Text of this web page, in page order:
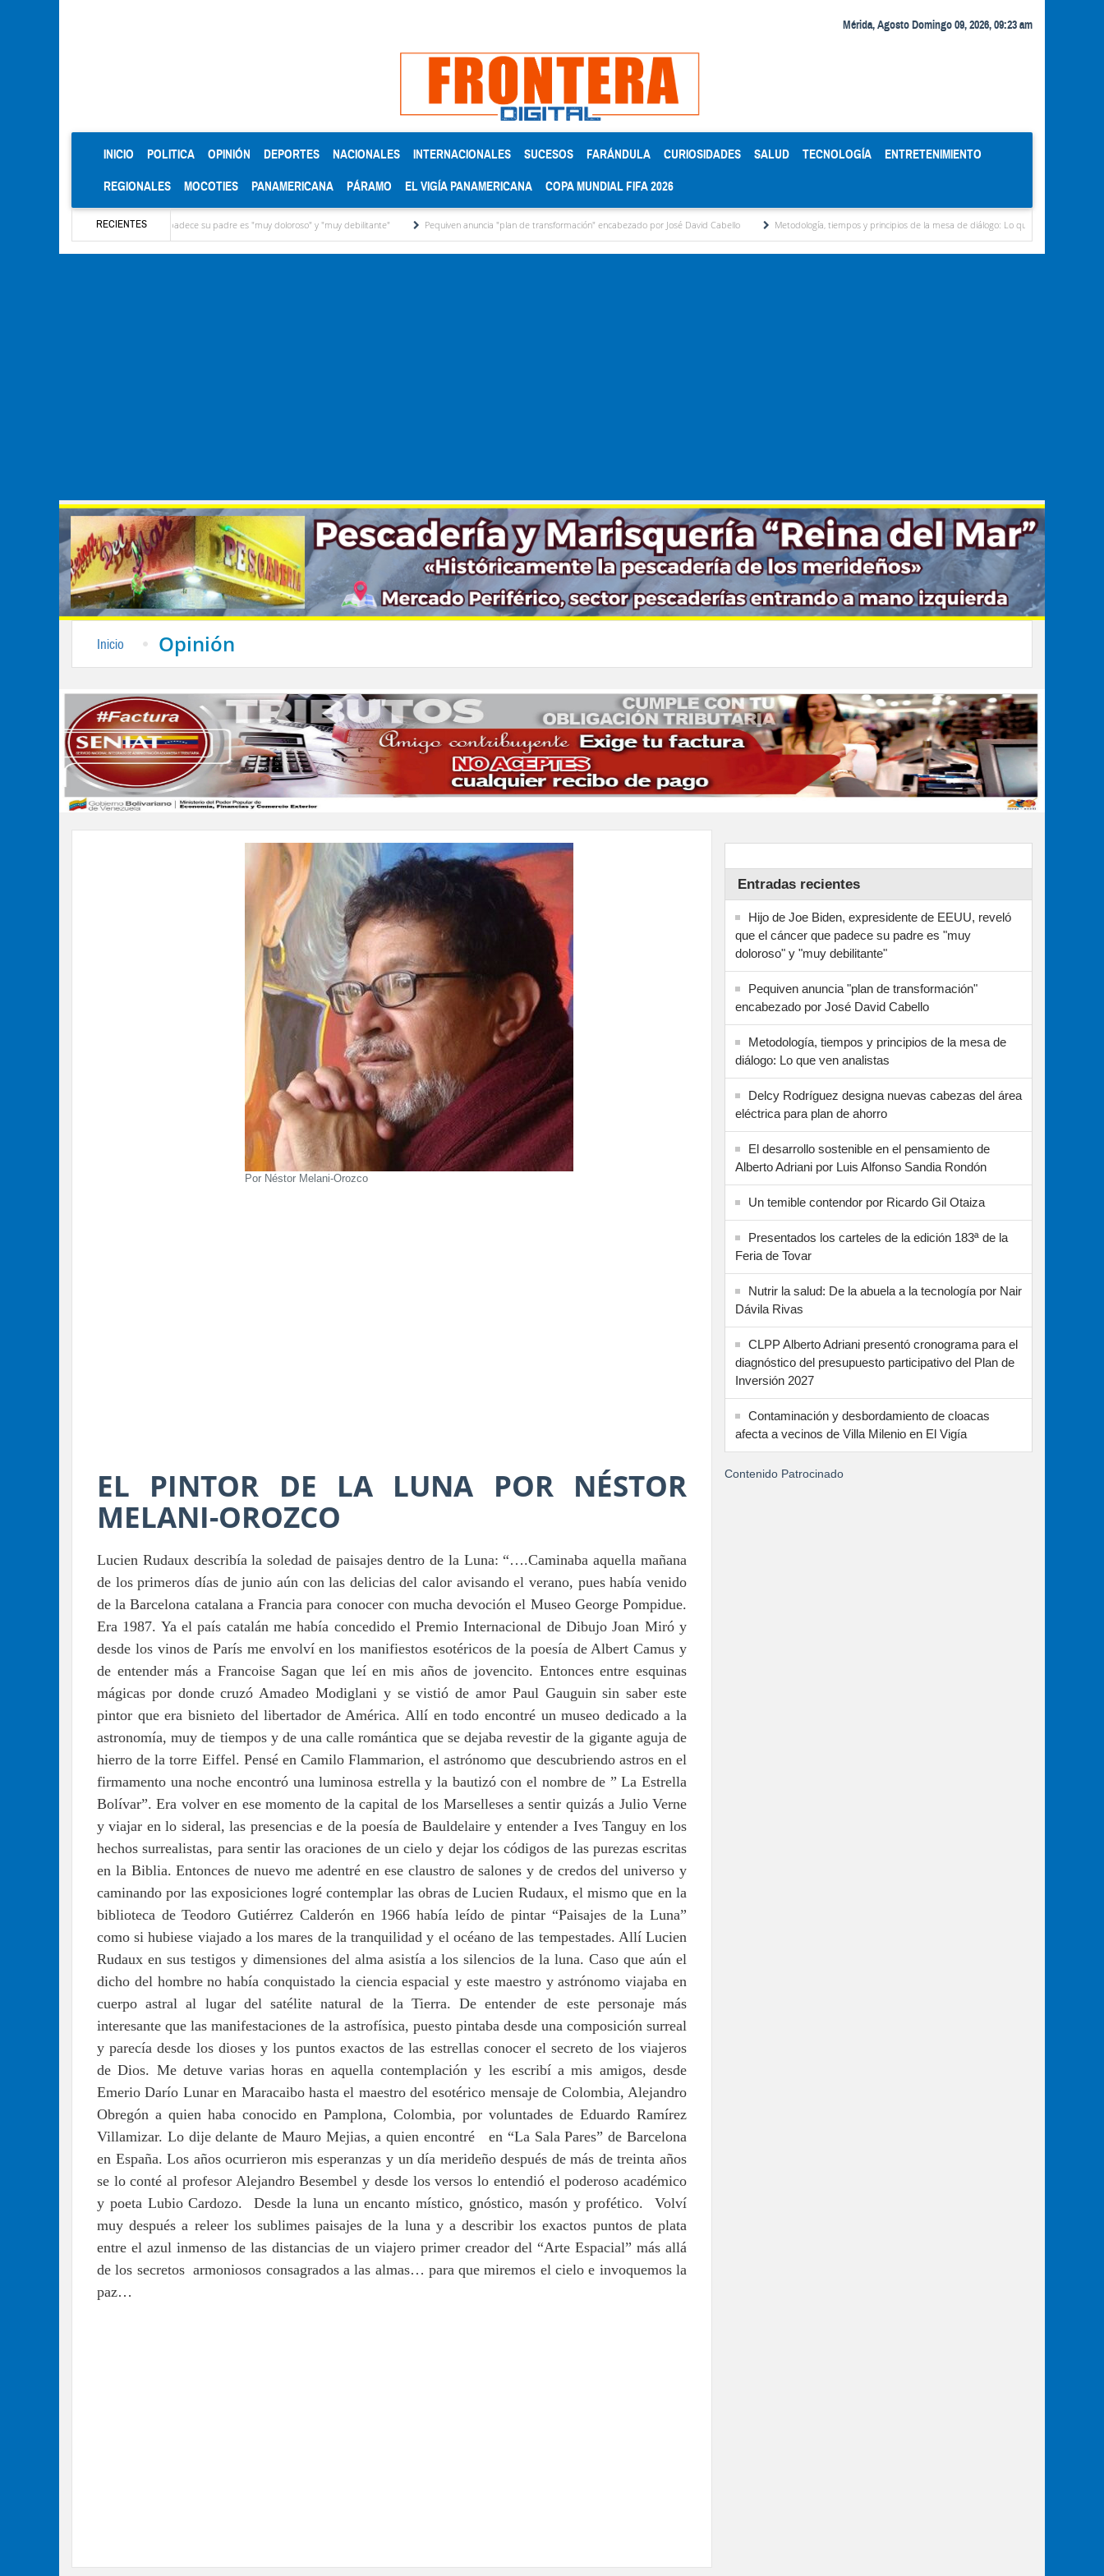
Mérida, Agosto Domingo 09, 2026, 09:23 am
INICIO (CURRENT)
POLITICA OPINIÓN DEPORTES NACIONALES INTERNACIONALES SUCESOS FARÁNDULA CURIOSIDADES SALUD TECNOLOGÍA ENTRETENIMIENTO
REGIONALES MOCOTIES PANAMERICANA PÁRAMO EL VIGÍA PANAMERICANA COPA MUNDIAL FIFA 2026
RECIENTES
reveló que el cáncer que padece su padre es "muy doloroso" y "muy debilitante" Pequiven anuncia "plan de transformación" encabezado por José David Cabello Metodología, tiempos y principios de la mesa de diálogo: Lo que ven analistas
Inicio Opinión
Por Néstor Melani-Orozco
EL PINTOR DE LA LUNA POR NÉSTOR
MELANI-OROZCO
Lucien Rudaux describía la soledad de paisajes dentro de la Luna: “….Caminaba aquella mañana
de los primeros días de junio aún con las delicias del calor avisando el verano, pues había venido
de la Barcelona catalana a Francia para conocer con mucha devoción el Museo George Pompidue.
Era 1987. Ya el país catalán me había concedido el Premio Internacional de Dibujo Joan Miró y
desde los vinos de París me envolví en los manifiestos esotéricos de la poesía de Albert Camus y
de entender más a Francoise Sagan que leí en mis años de jovencito. Entonces entre esquinas
mágicas por donde cruzó Amadeo Modiglani y se vistió de amor Paul Gauguin sin saber este
pintor que era bisnieto del libertador de América. Allí en todo encontré un museo dedicado a la
astronomía, muy de tiempos y de una calle romántica que se dejaba revestir de la gigante aguja de
hierro de la torre Eiffel. Pensé en Camilo Flammarion, el astrónomo que descubriendo astros en el
firmamento una noche encontró una luminosa estrella y la bautizó con el nombre de ” La Estrella
Bolívar”. Era volver en ese momento de la capital de los Marselleses a sentir quizás a Julio Verne
y viajar en lo sideral, las presencias e de la poesía de Bauldelaire y entender a Ives Tanguy en los
hechos surrealistas, para sentir las oraciones de un cielo y dejar los códigos de las purezas escritas
en la Biblia. Entonces de nuevo me adentré en ese claustro de salones y de credos del universo y
caminando por las exposiciones logré contemplar las obras de Lucien Rudaux, el mismo que en la
biblioteca de Teodoro Gutiérrez Calderón en 1966 había leído de pintar “Paisajes de la Luna”
como si hubiese viajado a los mares de la tranquilidad y el océano de las tempestades. Allí Lucien
Rudaux en sus testigos y dimensiones del alma asistía a los silencios de la luna. Caso que aún el
dicho del hombre no había conquistado la ciencia espacial y este maestro y astrónomo viajaba en
cuerpo astral al lugar del satélite natural de la Tierra. De entender de este personaje más
interesante que las manifestaciones de la astrofísica, puesto pintaba desde una composición surreal
y parecía desde los dioses y los puntos exactos de las estrellas conocer el secreto de los viajeros
de Dios. Me detuve varias horas en aquella contemplación y les escribí a mis amigos, desde
Emerio Darío Lunar en Maracaibo hasta el maestro del esotérico mensaje de Colombia, Alejandro
Obregón a quien haba conocido en Pamplona, Colombia, por voluntades de Eduardo Ramírez
Villamizar. Lo dije delante de Mauro Mejias, a quien encontré en “La Sala Pares” de Barcelona
en España. Los años ocurrieron mis esperanzas y un día merideño después de más de treinta años
se lo conté al profesor Alejandro Besembel y desde los versos lo entendió el poderoso académico
y poeta Lubio Cardozo. Desde la luna un encanto místico, gnóstico, masón y profético. Volví
muy después a releer los sublimes paisajes de la luna y a describir los exactos puntos de plata
entre el azul inmenso de las distancias de un viajero primer creador del “Arte Espacial” más allá
de los secretos armoniosos consagrados a las almas… para que miremos el cielo e invoquemos la
paz…
Entradas recientes
Hijo de Joe Biden, expresidente de EEUU, reveló
que el cáncer que padece su padre es "muy
doloroso" y "muy debilitante"
Pequiven anuncia "plan de transformación"
encabezado por José David Cabello
Metodología, tiempos y principios de la mesa de
diálogo: Lo que ven analistas
Delcy Rodríguez designa nuevas cabezas del área
eléctrica para plan de ahorro
El desarrollo sostenible en el pensamiento de
Alberto Adriani por Luis Alfonso Sandia Rondón
Un temible contendor por Ricardo Gil Otaiza
Presentados los carteles de la edición 183ª de la
Feria de Tovar
Nutrir la salud: De la abuela a la tecnología por Nair
Dávila Rivas
CLPP Alberto Adriani presentó cronograma para el
diagnóstico del presupuesto participativo del Plan de
Inversión 2027
Contaminación y desbordamiento de cloacas
afecta a vecinos de Villa Milenio en El Vigía
Contenido Patrocinado